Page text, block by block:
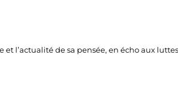
l’actualité de sa pensée, en écho aux